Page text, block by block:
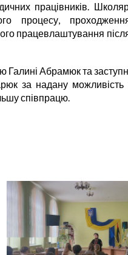
працівників.
процесу,
працевлаштування
Галині Абрамюк та
за надану можливість
співпрацю.